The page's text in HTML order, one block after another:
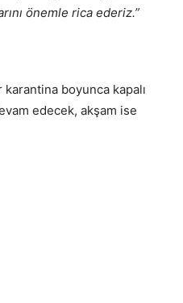
önemle rica ederiz.”
boyunca kapalı
edecek, akşam ise